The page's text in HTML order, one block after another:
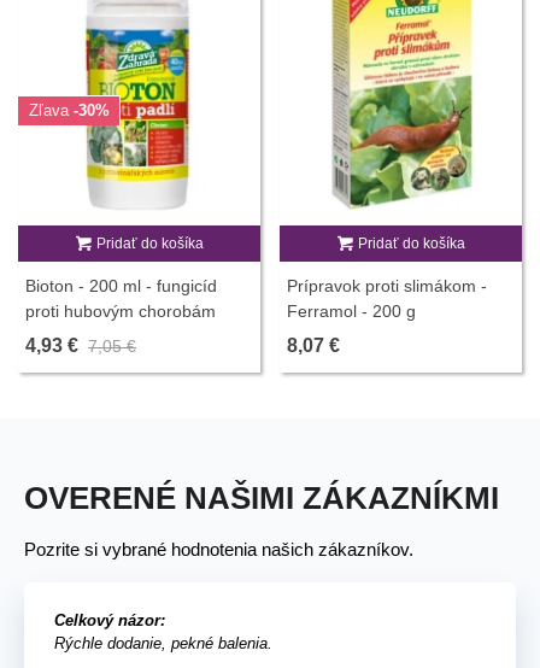
Zľava -30%
Pridať do košíka
Bioton - 200 ml - fungicíd
proti hubovým chorobám
4,93 € 7,05 €
Pridať do košíka
Prípravok proti slimákom -
Ferramol - 200 g
8,07 €
OVERENÉ NAŠIMI ZÁKAZNÍKMI
Pozrite si vybrané hodnotenia našich zákazníkov.
Celkový názor:
Rýchle dodanie, pekné balenia.